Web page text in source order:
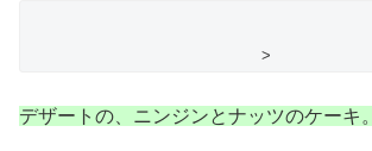
>
デザートの、ニンジンとナッツのケーキ。